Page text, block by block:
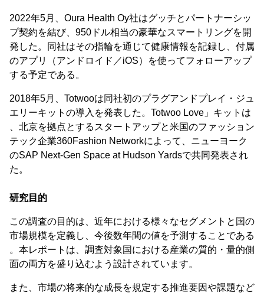
2022年5月、Oura Health Oy社はグッチとパートナーシッ
プ契約を結び、950ドル相当の豪華なスマートリングを開
発した。同社はその指輪を通じて健康情報を記録し、付属
のアプリ（アンドロイド／iOS）を使ってフォローアップ
する予定である。
2018年5月、Totwooは同社初のプラグアンドプレイ・ジュ
エリーキットの導入を発表した。Totwoo Love」キットは
、北京を拠点とするスタートアップと米国のファッション
テック企業360Fashion Networkによって、ニューヨーク
のSAP Next-Gen Space at Hudson Yardsで共同発表され
た。
研究目的
この調査の目的は、近年における様々なセグメントと国の
市場規模を定義し、今後数年間の値を予測することである
。本レポートは、調査対象国における産業の質的・量的側
面の両方を盛り込むよう設計されています。
また、市場の将来的な成長を規定する推進要因や課題など